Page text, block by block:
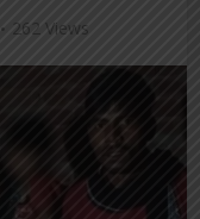
262 Views